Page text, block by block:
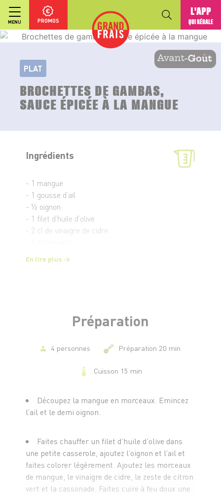
MENU PROMOS
L'APP
QUI RÉGALE
PLAT
BROCHETTES DE GAMBAS,
SAUCE ÉPICÉE À LA MANGUE
Ingrédients
- 1 mangue
- 1 gousse d’ail
- ½ oignon
- 1 filet d’huile d’olive
- 2 cl de vinaigre de cidre
- 8 grosses gambas
En lire plus
Préparation
4 personnes Préparation 20 min
Cuisson 15 min
Découpez la mangue en morceaux. Emincez
l’ail et le demi oignon.
Faites chauffer un filet d’huile d’olive dans
une petite casserole, ajoutez l’oignon et l’ail et
faites colorer légèrement. Ajoutez les morceaux
de mangue, le vinaigre de cidre, le zeste de citron
vert et la cassonade. Faites cuire à feu doux une